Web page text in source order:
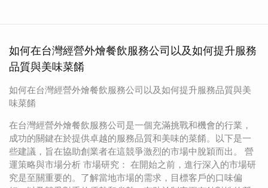
如何在台灣經營外燴餐飲服務公司以及如何提升服務
品質與美味菜餚
如何在台灣經營外燴餐飲服務公司以及如何提升服務品質與美
味菜餚
在台灣經營外燴餐飲服務公司是一個充滿挑戰和機會的行業，
成功的關鍵在於提供卓越的服務品質和美味的菜餚。以下是一
些建議，旨在協助創業者在這競爭激烈的市場中脫穎而出。 營
運策略與市場分析 市場研究： 在開始之前，進行深入的市場研
究是至關重要的。了解當地市場的需求，目標客戶的口味偏